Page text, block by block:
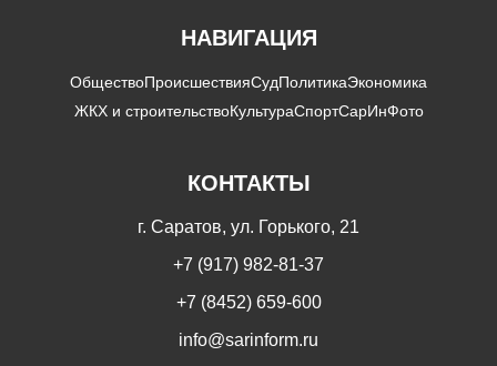
НАВИГАЦИЯ
ОбществоПроисшествияСудПолитикаЭкономика
ЖКХ и строительствоКультураСпортСарИнФото
КОНТАКТЫ
г. Саратов, ул. Горького, 21
+7 (917) 982-81-37
+7 (8452) 659-600
info@sarinform.ru